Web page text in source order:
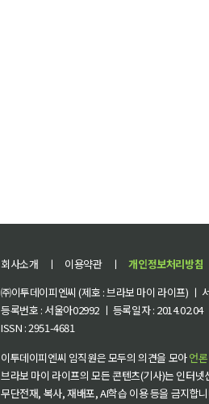
회사소개 ㅣ 이용약관 ㅣ 개인정보처리방침
㈜이투데이피엔씨 (제호 : 브라보 마이 라이프)
등록번호 : 서울아02992 ㅣ 등록일자 :
ISSN : 2951-4681
이투데이피엔씨 임직원은 모두의 의견을 모아언
브라보 마이 라이프의 모든 콘텐츠(기사)는 인터
무단전재, 복사, 재배포, AI학습 이용 등을 금지합